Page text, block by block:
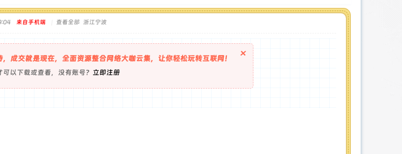
来自手机端 查看全部 浙江宁波
，成交就是现在，全面资源整合网络大咖云集，让你轻松玩转互联网！
可以下载或查看，没有账号？ 立即注册
×